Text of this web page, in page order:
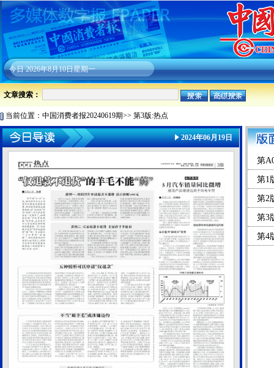
今日2026年8月10日星期一
文章搜索：
当前位置： 中国消费者报20240619期>> 第3版:热点
2024年06月19日
第
第1
第2
第3
第4